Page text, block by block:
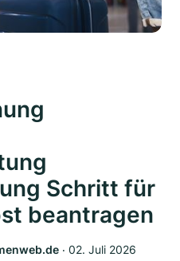
Schritt für
beantragen
‧ 02. Juli 2026